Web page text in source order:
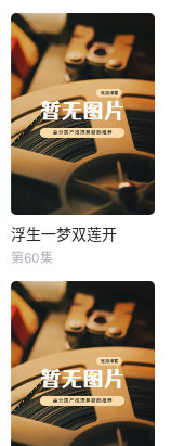
浮生一梦双莲开
浮生一梦双莲开
第60集